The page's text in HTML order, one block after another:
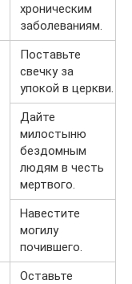
хроническим
заболеваниям.
Поставьте
свечку за
упокой в церкви.
Дайте
милостыню
бездомным
людям в честь
мертвого.
Навестите
могилу
почившего.
Оставьте